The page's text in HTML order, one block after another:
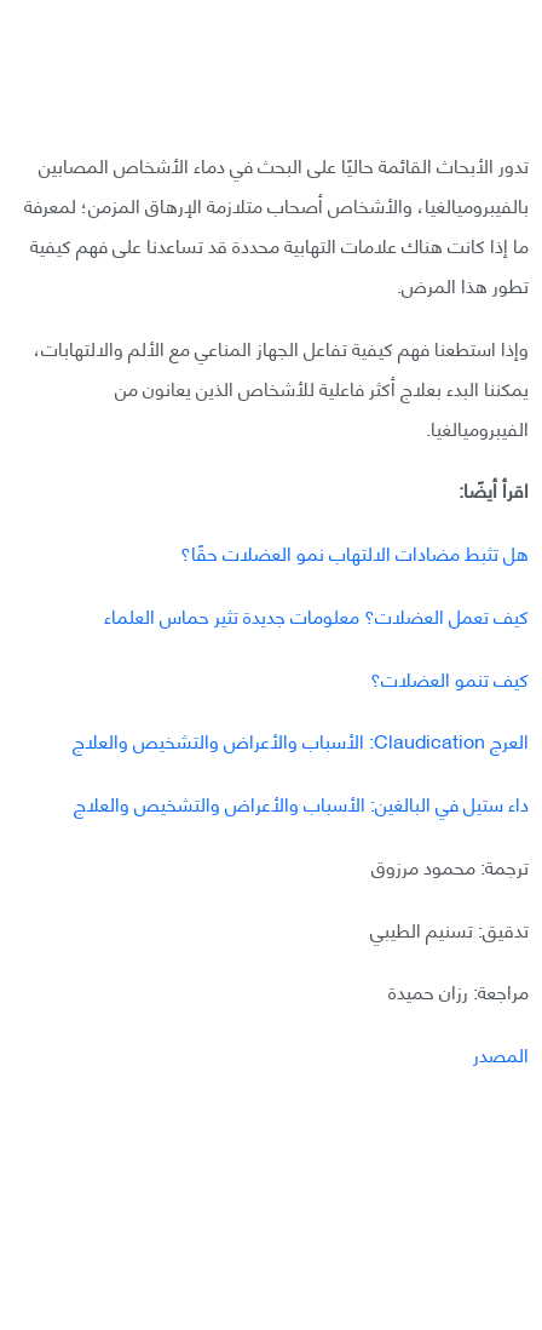
تدور الأبحاث القائمة حاليًا على البحث في دماء الأشخاص المصابين
بالفيبروميالغيا، والأشخاص أصحاب متلازمة الإرهاق المزمن؛ لمعرفة
ما إذا كانت هناك علامات التهابية محددة قد تساعدنا على فهم كيفية
تطور هذا المرض.
وإذا استطعنا فهم كيفية تفاعل الجهاز المناعي مع الألم والالتهابات،
يمكننا البدء بعلاج أكثر فاعلية للأشخاص الذين يعانون من
الفيبروميالغيا.
اقرأ أيضًا:
هل تثبط مضادات الالتهاب نمو العضلات حقًا؟
كيف تعمل العضلات؟ معلومات جديدة تثير حماس العلماء
كيف تنمو العضلات؟
العرج Claudication: الأسباب والأعراض والتشخيص والعلاج
داء ستيل في البالغين: الأسباب والأعراض والتشخيص والعلاج
ترجمة: محمود مرزوق
تدقيق: تسنيم الطيبي
مراجعة: رزان حميدة
المصدر